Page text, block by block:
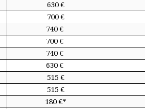
630 €
700 €
740 €
700 €
740 €
630 €
515 €
515 €
180 €*